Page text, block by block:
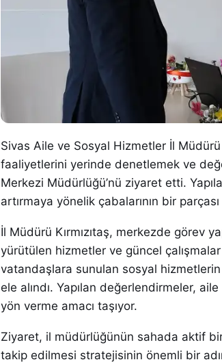
Sivas Aile ve Sosyal Hizmetler İl
faaliyetlerini yerinde denetlemek ve
Merkezi Müdürlüğü’nü ziyaret etti.
artırmaya yönelik çabalarının bir
İl Müdürü Kırmızıtaş, merkezde görev
yürütülen hizmetler ve güncel
vatandaşlara sunulan sosyal
ele alındı. Yapılan değerlendirmeler,
yön verme amacı taşıyor.
Ziyaret, il müdürlüğünün sahada aktif
takip edilmesi stratejisinin önemli bir